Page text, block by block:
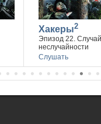
Хакеры2
Эпизод 22.
неслучайности
Слушать